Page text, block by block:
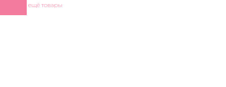
Показать ещё товары